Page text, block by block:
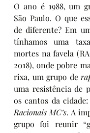
O ano é 1988, um
São Paulo. O que
de diferente? Em
tínhamos uma
mortes na favela
2018), onde pobre
rixa, um grupo de
uma resistência de
Racionais MC’s. A
grupo foi reunir